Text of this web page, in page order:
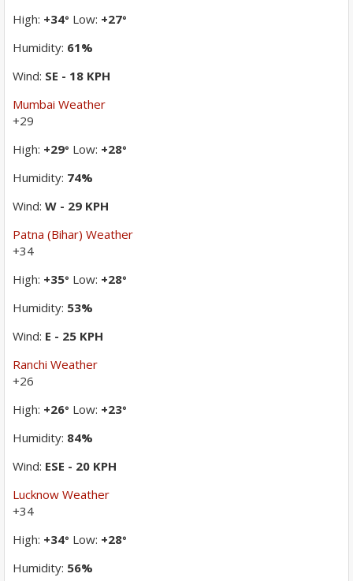
High: +34° Low: +27°
Humidity: 61%
Wind: SE - 18 KPH
Mumbai Weather
+29
High: +29° Low: +28°
Humidity: 74%
Wind: W - 29 KPH
Patna (Bihar) Weather
+34
High: +35° Low: +28°
Humidity: 53%
Wind: E - 25 KPH
Ranchi Weather
+26
High: +26° Low: +23°
Humidity: 84%
Wind: ESE - 20 KPH
Lucknow Weather
+34
High: +34° Low: +28°
Humidity: 56%